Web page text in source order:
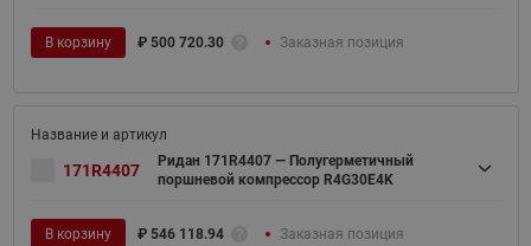
В корзину ₽ 500 720.30 Заказная позиция
171R4407
Ридан 171R4407 — Полугерметичный
поршневой компрессор R4G30E4K
В корзину ₽ 546 118.94 Заказная позиция